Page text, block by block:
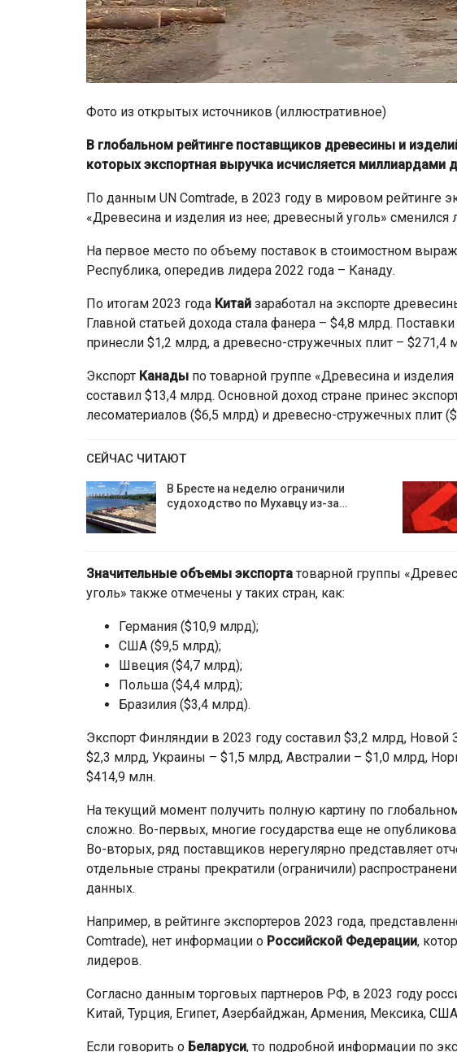
Фото из открытых источников (иллюстративное)
В глобальном рейтинге поставщиков древесины и
которых экспортная выручка исчисляется миллиардами
По данным UN Comtrade, в 2023 году в мировом рейтинге
«Древесина и изделия из нее; древесный уголь» сменился
На первое место по объему поставок в стоимостном
Республика, опередив лидера 2022 года – Канаду.
По итогам 2023 года Китай заработал на экспорте
Главной статьей дохода стала фанера – $4,8 млрд.
принесли $1,2 млрд, а древесно-стружечных плит – $271,4
Экспорт Канады по товарной группе «Древесина и
составил $13,4 млрд. Основной доход стране принес
лесоматериалов ($6,5 млрд) и древесно-стружечных плит
СЕЙЧАС ЧИТАЮТ
В Бресте на неделю ограничили
судоходство по Мухавцу из-за…
Значительные объемы экспорта товарной группы
уголь» также отмечены у таких стран, как:
Германия ($10,9 млрд);
США ($9,5 млрд);
Швеция ($4,7 млрд);
Польша ($4,4 млрд);
Бразилия ($3,4 млрд).
Экспорт Финляндии в 2023 году составил $3,2 млрд,
$2,3 млрд, Украины – $1,5 млрд, Австралии – $1,0 млрд,
$414,9 млн.
На текущий момент получить полную картину по
сложно. Во-первых, многие государства еще не
Во-вторых, ряд поставщиков нерегулярно представляет
отдельные страны прекратили (ограничили)
данных.
Например, в рейтинге экспортеров 2023 года,
Comtrade), нет информации о Российской Федерации,
лидеров.
Согласно данным торговых партнеров РФ, в 2023 году
Китай, Турция, Египет, Азербайджан, Армения, Мексика,
Если говорить о Беларуси, то подробной информации по